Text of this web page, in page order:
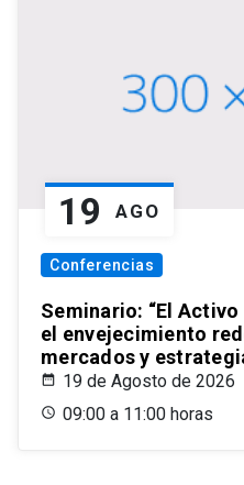
19 AGO
Conferencias
Seminario: “El
el envejecimiento
mercados y
19 de Agosto de 2026
09:00 a 11:00 horas